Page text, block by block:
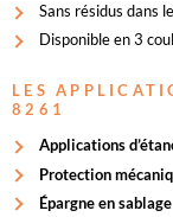
Sans résidus dans
Disponible en 3
LES
8261
Applications
Protection
Épargne en sablage